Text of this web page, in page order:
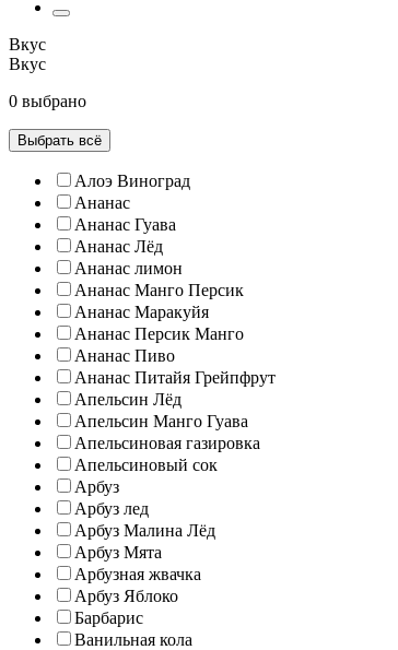
Вкус
Вкус
0 выбрано
Выбрать всё
Алоэ Виноград
Ананас
Ананас Гуава
Ананас Лёд
Ананас лимон
Ананас Манго Персик
Ананас Маракуйя
Ананас Персик Манго
Ананас Пиво
Ананас Питайя Грейпфрут
Апельсин Лёд
Апельсин Манго Гуава
Апельсиновая газировка
Апельсиновый сок
Арбуз
Арбуз лед
Арбуз Малина Лёд
Арбуз Мята
Арбузная жвачка
Арбуз Яблоко
Барбарис
Ванильная кола